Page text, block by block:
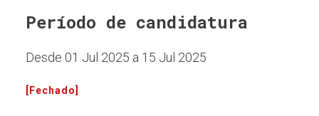
Período de candidatura
Desde 01 Jul 2025 a 15 Jul 2025
[Fechado]